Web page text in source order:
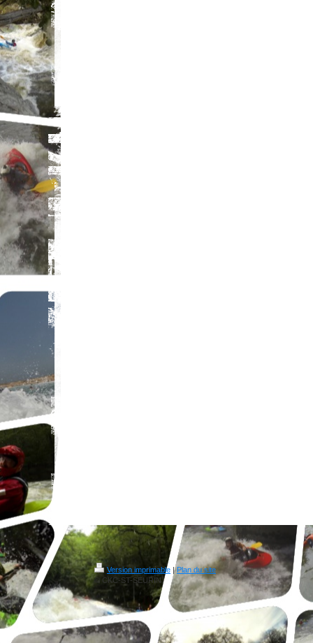
Version imprimable | Plan du site
© CKC-ST-SEURIN